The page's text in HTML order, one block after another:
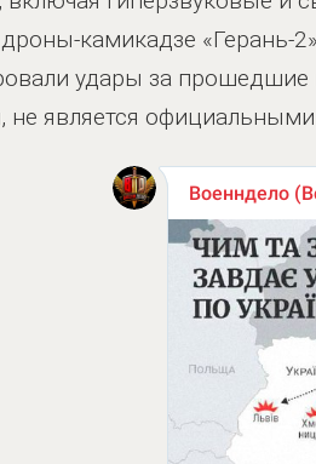
камикадзе «Герань-
удары за прошедшие
не является